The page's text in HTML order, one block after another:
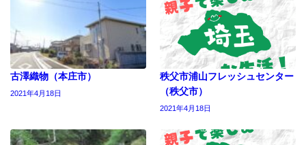
古澤織物（本庄市）
2021年4月18日
秩父市浦山フレッシュセンター
（秩父市）
2021年4月18日